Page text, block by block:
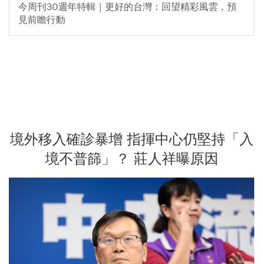
今周刊30週年特輯｜更好的台灣：回望精彩風雲，預
見前瞻行動
境外移入確診暴增 指揮中心仍堅持「入
境不普篩」？ 莊人祥曝原因